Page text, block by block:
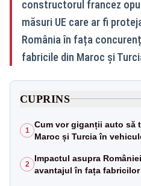
constructorul francez
măsuri UE care ar fi
România în fața
fabricile din Maroc și
CUPRINS
1
Cum vor giganții auto să
Maroc și Turcia în
2
Impactul asupra
avantajul în fața